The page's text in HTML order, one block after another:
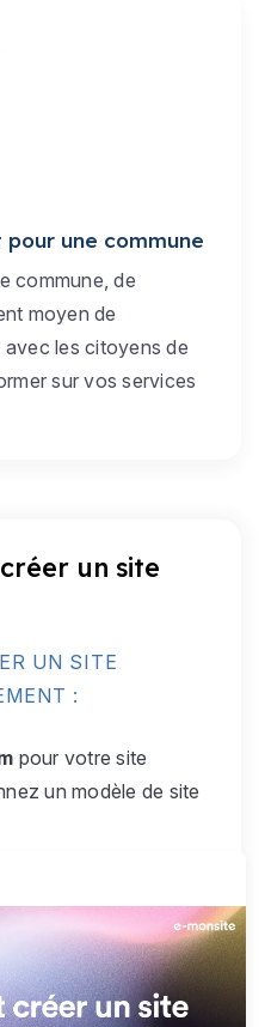
une commune
commune, de
moyen de
les citoyens de
sur vos services
un site
UN SITE
:
pour votre site
un modèle de site
accéder à votre
le